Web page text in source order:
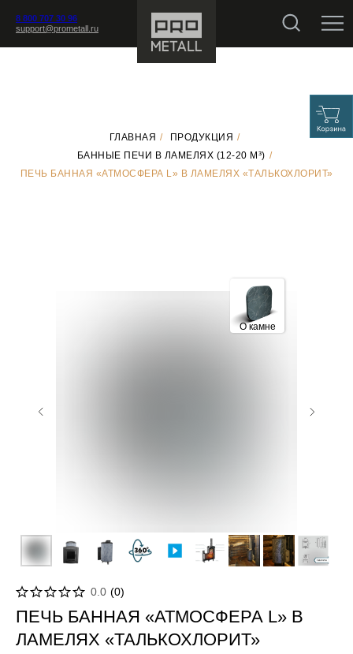
8 800 707 30 96
support@prometall.ru
ГЛАВНАЯ / ПРОДУКЦИЯ /
БАННЫЕ ПЕЧИ В ЛАМЕЛЯХ (12-20 М³) /
ПЕЧЬ БАННАЯ «АТМОСФЕРА L» В ЛАМЕЛЯХ «ТАЛЬКОХЛОРИТ»
О камне
0.0 (0)
ПЕЧЬ БАННАЯ «АТМОСФЕРА L» В
ЛАМЕЛЯХ «ТАЛЬКОХЛОРИТ»